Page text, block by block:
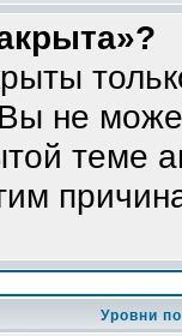
не
теме
Уровни